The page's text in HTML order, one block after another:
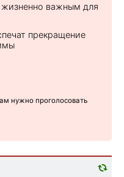
важным для
прекращение
нужно проголосовать